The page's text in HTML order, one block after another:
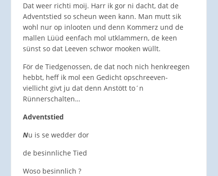
Dat weer richti moij. Harr ik gor ni dacht, dat de
Adventstied so scheun ween kann. Man mutt sik
wohl nur op inlooten und denn Kommerz und de
mallen Lüüd eenfach mol utklammern, de keen
sünst so dat Leeven schwor mooken wüllt.
För de Tiedgenossen, de dat noch nich henkreegen
hebbt, heff ik mol een Gedicht opschreeven-
viellicht givt ju dat denn Anstött to´n
Rünnerschalten…
Adventstied
Nu is se wedder dor
de besinnliche Tied
Woso besinnlich ?